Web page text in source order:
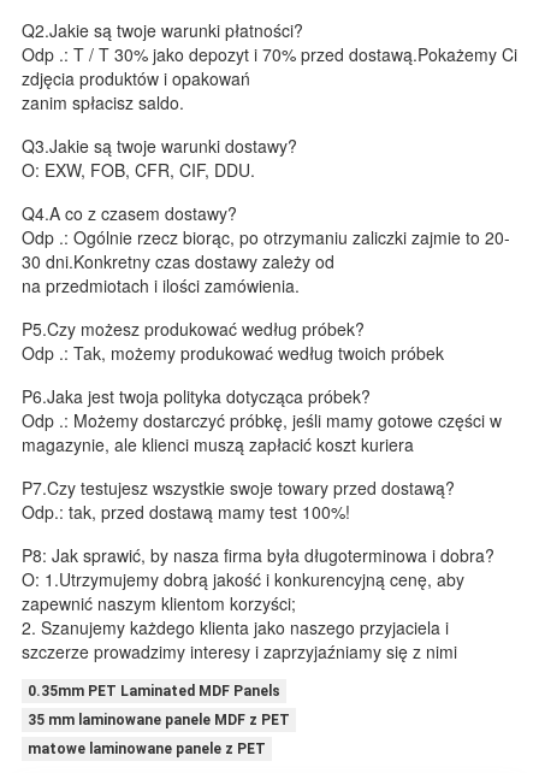
Q2.Jakie są twoje warunki płatności?
Odp .: T / T 30% jako depozyt i 70% przed dostawą.Pokażemy Ci
zdjęcia produktów i opakowań
zanim spłacisz saldo.
Q3.Jakie są twoje warunki dostawy?
O: EXW, FOB, CFR, CIF, DDU.
Q4.A co z czasem dostawy?
Odp .: Ogólnie rzecz biorąc, po otrzymaniu zaliczki zajmie to 20-
30 dni.Konkretny czas dostawy zależy od
na przedmiotach i ilości zamówienia.
P5.Czy możesz produkować według próbek?
Odp .: Tak, możemy produkować według twoich próbek
P6.Jaka jest twoja polityka dotycząca próbek?
Odp .: Możemy dostarczyć próbkę, jeśli mamy gotowe części w
magazynie, ale klienci muszą zapłacić koszt kuriera
P7.Czy testujesz wszystkie swoje towary przed dostawą?
Odp.: tak, przed dostawą mamy test 100%!
P8: Jak sprawić, by nasza firma była długoterminowa i dobra?
O: 1.Utrzymujemy dobrą jakość i konkurencyjną cenę, aby
zapewnić naszym klientom korzyści;
2. Szanujemy każdego klienta jako naszego przyjaciela i
szczerze prowadzimy interesy i zaprzyjaźniamy się z nimi
0.35mm PET Laminated MDF Panels
35 mm laminowane panele MDF z PET
matowe laminowane panele z PET